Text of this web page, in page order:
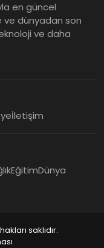
en güncel
ve dünyadan son
ve daha
İletişim
EğitimDünya
saklıdır.